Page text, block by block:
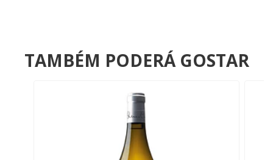
TAMBÉM PODERÁ GOSTAR